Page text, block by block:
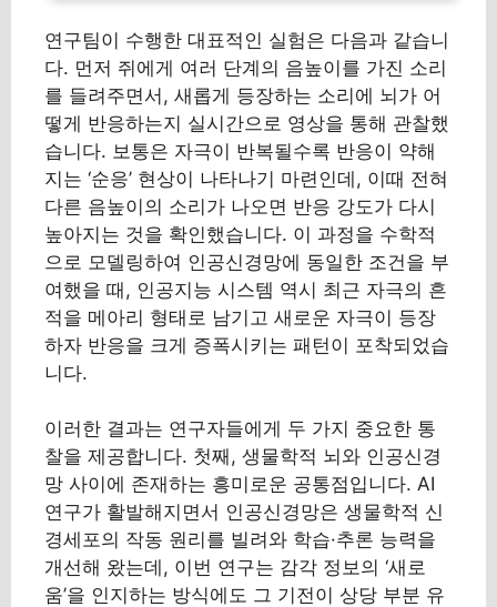
연구팀이 수행한 대표적인 실험은 다음과 같습니
다. 먼저 쥐에게 여러 단계의 음높이를 가진 소리
를 들려주면서, 새롭게 등장하는 소리에 뇌가 어
떻게 반응하는지 실시간으로 영상을 통해 관찰했
습니다. 보통은 자극이 반복될수록 반응이 약해
지는 ‘순응’ 현상이 나타나기 마련인데, 이때 전혀
다른 음높이의 소리가 나오면 반응 강도가 다시
높아지는 것을 확인했습니다. 이 과정을 수학적
으로 모델링하여 인공신경망에 동일한 조건을 부
여했을 때, 인공지능 시스템 역시 최근 자극의 흔
적을 메아리 형태로 남기고 새로운 자극이 등장
하자 반응을 크게 증폭시키는 패턴이 포착되었습
니다.
이러한 결과는 연구자들에게 두 가지 중요한 통
찰을 제공합니다. 첫째, 생물학적 뇌와 인공신경
망 사이에 존재하는 흥미로운 공통점입니다. AI
연구가 활발해지면서 인공신경망은 생물학적 신
경세포의 작동 원리를 빌려와 학습·추론 능력을
개선해 왔는데, 이번 연구는 감각 정보의 ‘새로
움’을 인지하는 방식에도 그 기전이 상당 부분 유